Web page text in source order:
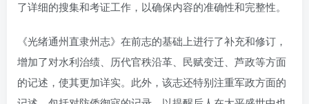
了详细的搜集和考证工作，以确保内容的准确性和完整性。
《光绪通州直隶州志》在前志的基础上进行了补充和修订，
增加了对水利治绩、历代官秩沿革、民赋变迁、芦政等方面
的记述，使其更加详实。此外，该志还特别注重军政方面的